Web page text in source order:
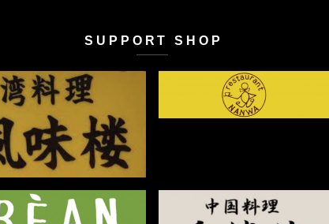
SUPPORT SHOP